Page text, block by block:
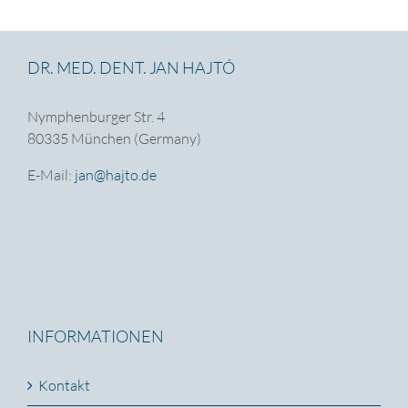
DR. MED. DENT. JAN HAJTÓ
Nymphenburger Str. 4
80335 München (Germany)
E-Mail: jan@hajto.de
INFORMATIONEN
Kontakt